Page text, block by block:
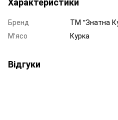
Бренд
ТМ "Знатна
М'ясо
Курка
Відгуки